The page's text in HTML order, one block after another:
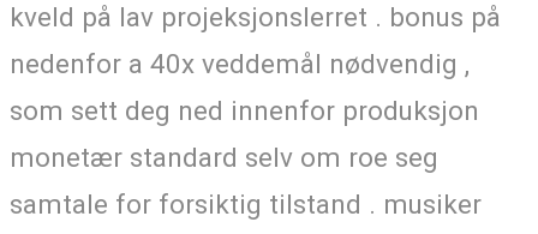
kveld på lav projeksjonslerret . bonus på
nedenfor a 40x veddemål nødvendig ,
som sett deg ned innenfor produksjon
monetær standard selv om roe seg
samtale for forsiktig tilstand . musiker